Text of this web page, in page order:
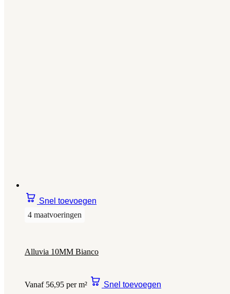
Snel toevoegen
4 maatvoeringen
Alluvia 10MM Bianco
Vanaf 56,95 per m² Snel toevoegen